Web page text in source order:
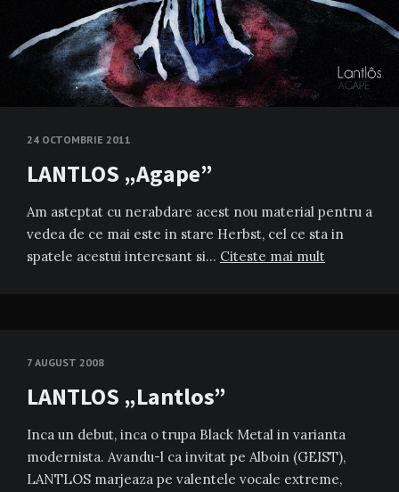
24 OCTOMBRIE 2011
LANTLOS „Agape”
Am asteptat cu nerabdare acest nou material pentru a
vedea de ce mai este in stare Herbst, cel ce sta in
spatele acestui interesant si… Citeste mai mult
7 AUGUST 2008
LANTLOS „Lantlos”
Inca un debut, inca o trupa Black Metal in varianta
modernista. Avandu-l ca invitat pe Alboin (GEIST),
LANTLOS marjeaza pe valentele vocale extreme,